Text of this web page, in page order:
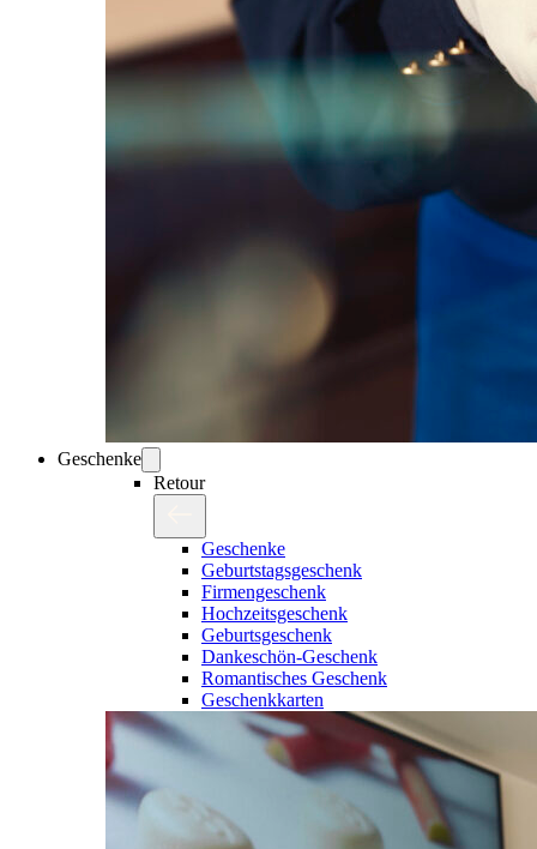
Geschenke
Retour
Geschenke
Geburtstagsgeschenk
Firmengeschenk
Hochzeitsgeschenk
Geburtsgeschenk
Dankeschön-Geschenk
Romantisches Geschenk
Geschenkkarten